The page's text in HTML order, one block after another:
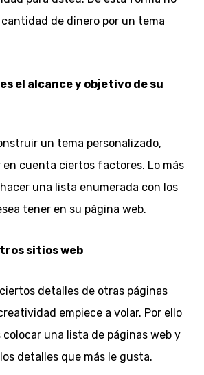
de dinero por un tema
el alcance y objetivo de su
un tema personalizado,
cuenta ciertos factores. Lo más
una lista enumerada con los
tener en su página web.
sitios web
detalles de otras páginas
empiece a volar. Por ello
colocar una lista de páginas web y
detalles que más le gusta.